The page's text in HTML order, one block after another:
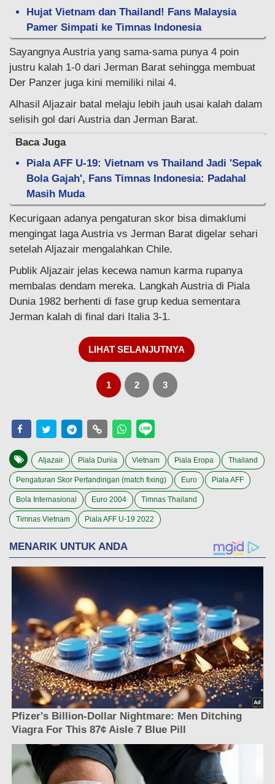
Hujat Vietnam dan Thailand! Fans Malaysia
Pamer Simpati ke Timnas Indonesia
Sayangnya Austria yang sama-sama punya 4 poin
justru kalah 1-0 dari Jerman Barat sehingga membuat
Der Panzer juga kini memiliki nilai 4.
Alhasil Aljazair batal melaju lebih jauh usai kalah dalam
selisih gol dari Austria dan Jerman Barat.
Baca Juga
Piala AFF U-19: Vietnam vs Thailand Jadi 'Sepak
Bola Gajah', Fans Timnas Indonesia: Padahal
Masih Muda
Kecurigaan adanya pengaturan skor bisa dimaklumi
mengingat laga Austria vs Jerman Barat digelar sehari
setelah Aljazair mengalahkan Chile.
Publik Aljazair jelas kecewa namun karma rupanya
membalas dendam mereka. Langkah Austria di Piala
Dunia 1982 berhenti di fase grup kedua sementara
Jerman kalah di final dari Italia 3-1.
LIHAT SELANJUTNYA
1 2 3
Aljazair Piala Dunia Vietnam Piala Eropa Thailand
Pengaturan Skor Pertandingan (match fixing) Euro Piala AFF
Bola Internasional Euro 2004 Timnas Thailand
Timnas Vietnam Piala AFF U-19 2022